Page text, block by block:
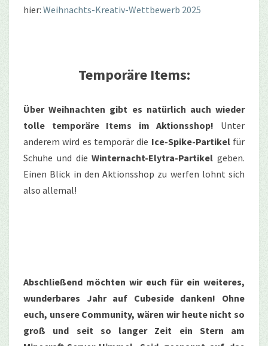
hier: Weihnachts-Kreativ-Wettbewerb 2025
Temporäre Items:
Über Weihnachten gibt es natürlich auch wieder
tolle temporäre Items im Aktionsshop! Unter
anderem wird es temporär die Ice-Spike-Partikelfür
Schuhe und dieWinternacht-Elytra-Partikel geben.
Einen Blick in den Aktionsshop zu werfen lohnt sich
also allemal!
Abschließend möchten wir euch für ein weiteres,
wunderbares Jahr auf Cubeside danken! Ohne
euch, unsere Community, wären wir heute nicht so
groß und seit so langer Zeit ein Stern am